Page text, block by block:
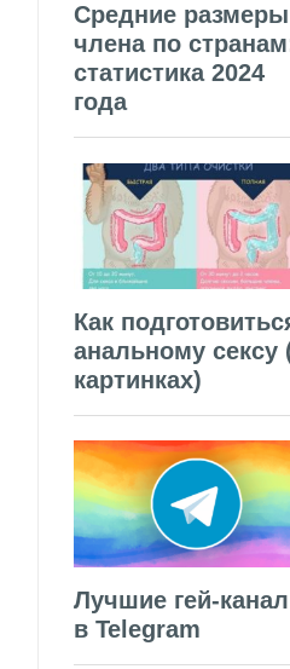
Средние размеры
члена по
статистика 2024
года
Как
анальному сексу
картинках)
Лучшие гей-
в Telegram